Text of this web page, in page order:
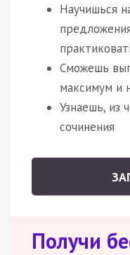
Научишься
Сможешь
максимум и
Узнаешь, из
сочинения
Получи